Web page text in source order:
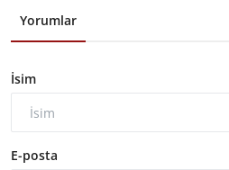
Yorumlar
İsim
E-posta